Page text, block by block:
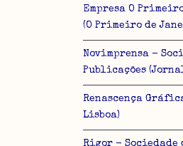
Empresa O
(O Primeiro de
Novimprensa -
Publicações
Renascença
Lisboa)
Rigor - Sociedade